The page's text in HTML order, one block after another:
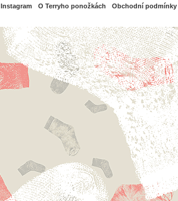
Instagram O Terryho ponožkách Obchodní podmínky
PayPal